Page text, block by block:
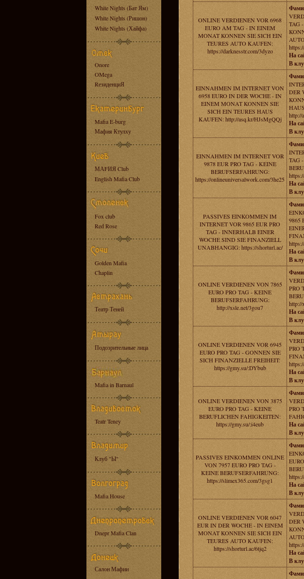
White Nights (Бат Ям)
White Nights (Ришон)
White Nights (Хайфа)
Onore
OMega
RезиденциЯ
Mafia E-burg
Мафия Ктулху
МАFИЯ Club
English Mafia Club
Fox club
Red Rose
Golden Mafia
Chaplin
Театр Теней
Подозрительные лица
Mafia in Barnaul
Teatr Teney
Клуб "Ы"
Mafia House
Dnepr Mafia Clan
Салон Мафии
ONLINE VERDIENEN VOR 6968
EURO AM TAG - IN EINEM
MONAT KONNEN SIE SICH EIN
TEURES AUTO KAUFEN:
https://darknesstr.com/3dyzo
TAG
На
В
EINNAHMEN IM INTERNET VON
6958 EURO IN DER WOCHE - IN
EINEM MONAT KONNEN SIE
SICH EIN TEURES HAUS
KAUFEN: http://asq.kr/HJsMgQQj
DER
http://
На
В
EINNAHMEN IM INTERNET VOR
9878 EUR PRO TAG - KEINE
BERUFSERFAHRUNG:
https://onlineuniversalwork.com/3he25
TAG
На
В
PASSIVES EINKOMMEN IM
INTERNET VOR 9865 EUR PRO
TAG - INNERHALB EINER
WOCHE SIND SIE FINANZIELL
UNABHANGIG: https://shorturl.ac/
9865
На
В
ONLINE VERDIENEN VON 7865
EURO PRO TAG - KEINE
BERUFSERFAHRUNG:
http://xsle.net/3gou7
PRO
http://
На
В
ONLINE VERDIENEN VOR 6945
EURO PRO TAG - GONNEN SIE
SICH FINANZIELLE FREIHEIT:
https://gmy.su/:DYbub
PRO
На
В
ONLINE VERDIENEN VON 3875
EURO PRO TAG - KEINE
BERUFLICHEN FAHIGKEITEN:
https://gmy.su/:i4eub
PRO
На
В
PASSIVES EINKOMMEN ONLINE
VON 7957 EURO PRO TAG -
KEINE BERUFSERFAHRUNG:
https://slimex365.com/3gsg1
На
В
ONLINE VERDIENEN VOR 6047
EUR IN DER WOCHE - IN EINEM
MONAT KONNEN SIE SICH EIN
TEURES AUTO KAUFEN:
https://shorturl.ac/6tjq2
DER
На
В